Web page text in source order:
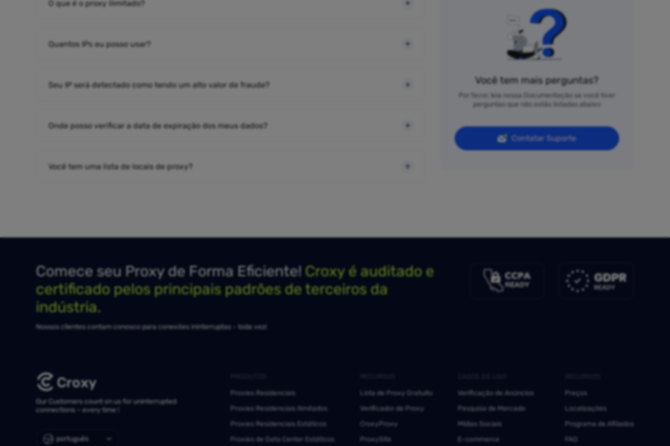
O que é o proxy ilimitado?
Quantos IPs eu posso usar?
Seu IP será detectado como tendo um alto valor de fraude?
Onde posso verificar a data de expiração dos meus dados?
Você tem uma lista de locais de proxy?
Você tem mais perguntas?
Por favor, leia nossa Documentação se você tiver
perguntas que não estão listadas abaixo
Contatar Suporte
Comece seu Proxy de Forma Eficiente! Croxy é auditado e
certificado pelos principais padrões de terceiros da
indústria.
Nossos clientes contam conosco para conexões ininterruptas - toda vez!
Our Customers count on us for uninterrupted
connections – every time !
português
Proxies Residenciais
Proxies Residenciais Ilimitados
Proxies Residenciais Estáticos
Proxies de Data Center Estáticos
Lista de Proxy Gratuito
Verificador de Proxy
CroxyProxy
ProxySite
Verificação de Anúncios
Pesquisa de Mercado
Mídias Sociais
E-commerce
Preços
Localizações
Programa de Afiliados
FAQ